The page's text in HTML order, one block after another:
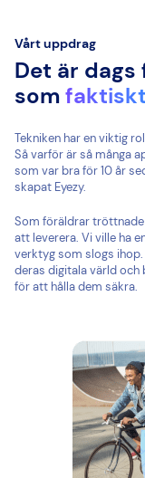
Vårt uppdrag
Det är dags
som
Tekniken har en viktig
Så varför är så många
som var bra för 10 år
skapat Eyezy.
Som föräldrar
att leverera. Vi ville ha
verktyg som slogs
deras digitala värld och
för att hålla dem säkra.